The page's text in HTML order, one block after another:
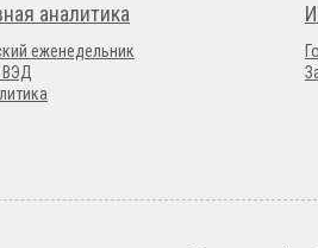
аналитика
еженедельник
ВЭД